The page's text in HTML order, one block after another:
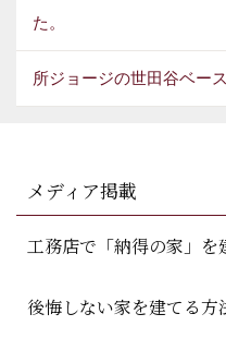
た。
所ジョージの世田谷ベー
メディア掲載
工務店で「納得の家」を
後悔しない家を建てる方